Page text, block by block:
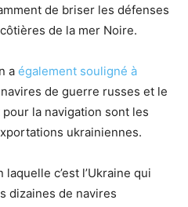
de briser les défenses
de la mer Noire.
a également souligné à
de guerre russes et le
la navigation sont les
ukrainiennes.
c’est l’Ukraine qui
dizaines de navires